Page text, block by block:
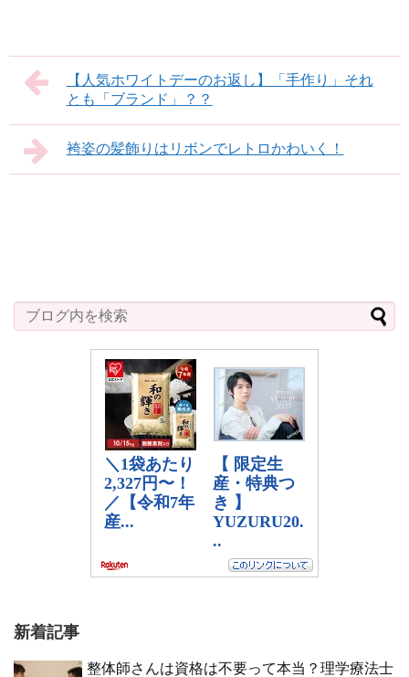
【人気ホワイトデーのお返し】「手作り」それ
とも「ブランド」？？
袴姿の髪飾りはリボンでレトロかわいく！
新着記事
整体師さんは資格は不要って本当？理学療法士